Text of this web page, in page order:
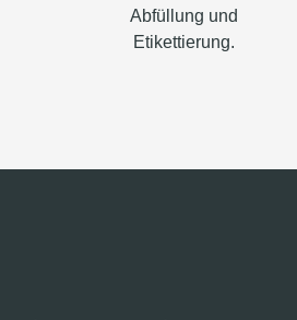
Abfüllung und
Etikettierung.